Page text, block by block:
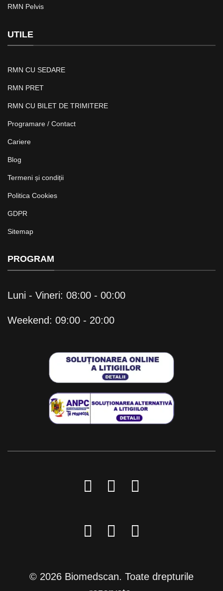
RMN Pelvis
UTILE
RMN CU SEDARE
RMN PRET
RMN CU BILET DE TRIMITERE
Programare / Contact
Cariere
Blog
Termeni și condiții
Politica Cookies
GDPR
Sitemap
PROGRAM
Luni - Vineri: 08:00 - 00:00
Weekend: 09:00 - 20:00
© 2026 Biomedscan. Toate drepturile